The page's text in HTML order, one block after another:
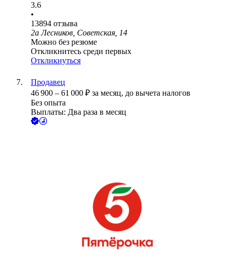
3.6
•
13894 отзыва
2а Лесников, Советская, 14
Можно без резюме
Откликнитесь среди первых
Откликнуться
Продавец
46 900 – 61 000 ₽ за месяц, до вычета налогов
Без опыта
Выплаты: Два раза в месяц